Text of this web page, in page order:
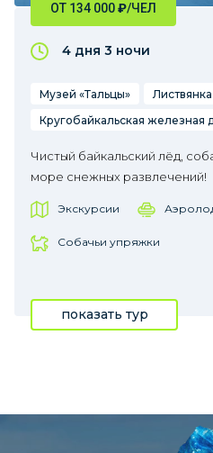
ОТ 134 000₽/ЧЕЛ
4 дня 3 ночи
Музей «Тальцы»
Листвянка
Кругобайкальская железная
Чистый байкальский лёд,
море снежных развлечений!
Экскурсии
Собачьи упряжки
показать тур